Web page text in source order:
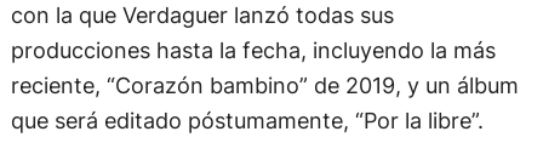
con la que Verdaguer lanzó todas sus
producciones hasta la fecha, incluyendo la más
reciente, “Corazón bambino” de 2019, y un álbum
que será editado póstumamente, “Por la libre”.